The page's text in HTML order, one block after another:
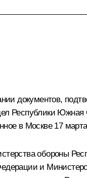
документов,
Республики Южная
в Москве 17
обороны
и